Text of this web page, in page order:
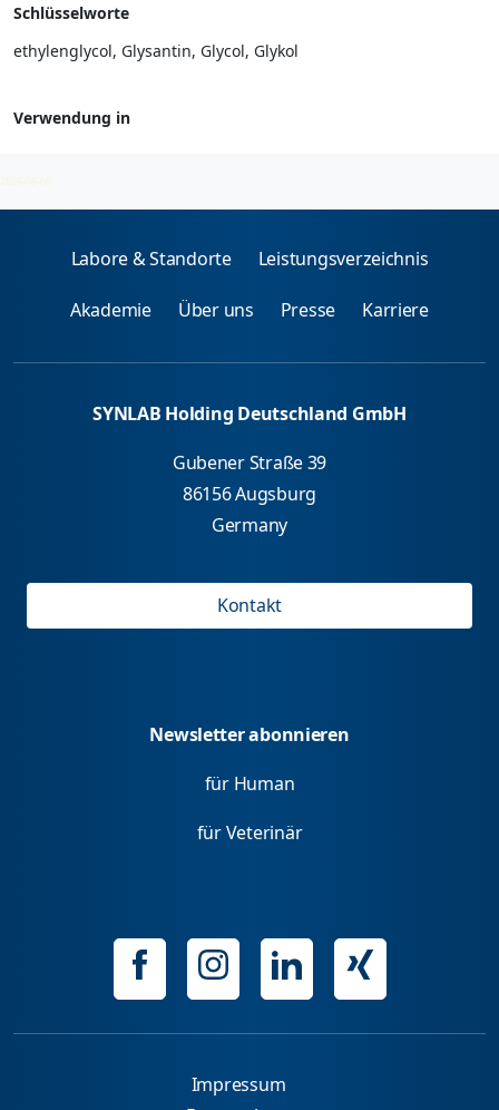
Schlüsselworte
ethylenglycol, Glysantin, Glycol, Glykol
Verwendung in
2026-08-06
Labore & Standorte Leistungsverzeichnis
Akademie Über uns Presse Karriere
SYNLAB Holding Deutschland GmbH
Gubener Straße 39
86156 Augsburg
Germany
Kontakt
Newsletter abonnieren
für Human
für Veterinär
Impressum